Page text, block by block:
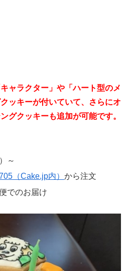
ャラクター」や「ハート型のメ
ッキーが付いていて、さらにオ
グクッキーも追加が可能です。
～
（Cake.jp内）から注文
でのお届け